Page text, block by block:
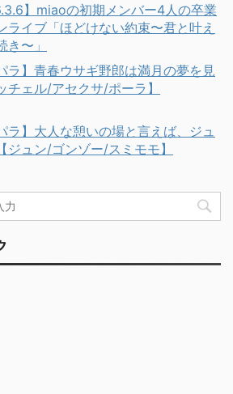
】miaoの初期メンバー4人の卒業
ライブ「ほどけない約束〜君と叶え
き〜」
ラ】青春ウサギ野郎は満月の夢を見
チェル/アセクサ/ポーラ】
ラ】大人な憩いの場と言えば、ジュ
ジュン/ゴンゾー/スミモモ】